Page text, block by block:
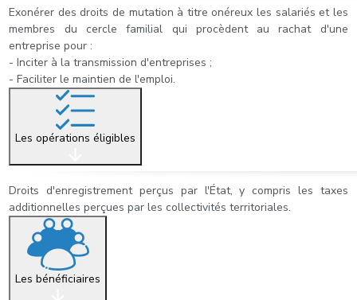
Exonérer des droits de mutation à titre onéreux les salariés et les
membres du cercle familial qui procèdent au rachat d'une
entreprise pour :
- Inciter à la transmission d'entreprises ;
- Faciliter le maintien de l'emploi.
Les opérations éligibles
Droits d'enregistrement perçus par l'État, y compris les taxes
additionnelles perçues par les collectivités territoriales.
Les bénéficiaires